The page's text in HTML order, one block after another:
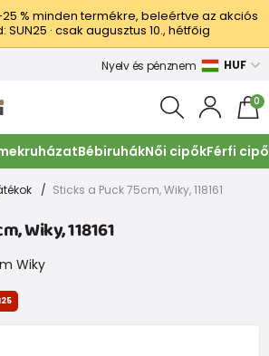
−25 % minden termékre, beleértve az akciós
SUN25 · csak augusztus 10., hétfőig
Nyelv és pénznem HUF
0
BébiruhákNői cipőkFérfi
Sticks a Puck 75cm, Wiky, 118161
Wiky, 118161
Wiky